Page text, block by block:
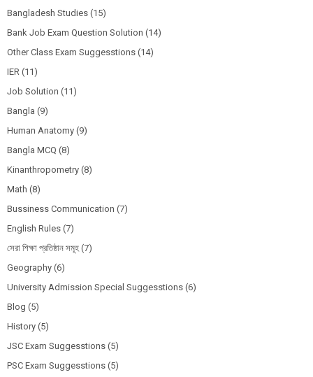
Bangladesh Studies (15)
Bank Job Exam Question Solution (14)
Other Class Exam Suggesstions (14)
IER (11)
Job Solution (11)
Bangla (9)
Human Anatomy (9)
Bangla MCQ (8)
Kinanthropometry (8)
Math (8)
Bussiness Communication (7)
English Rules (7)
সেরা শিক্ষা প্রতিষ্ঠান সমূহ (7)
Geography (6)
University Admission Special Suggesstions (6)
Blog (5)
History (5)
JSC Exam Suggesstions (5)
PSC Exam Suggesstions (5)